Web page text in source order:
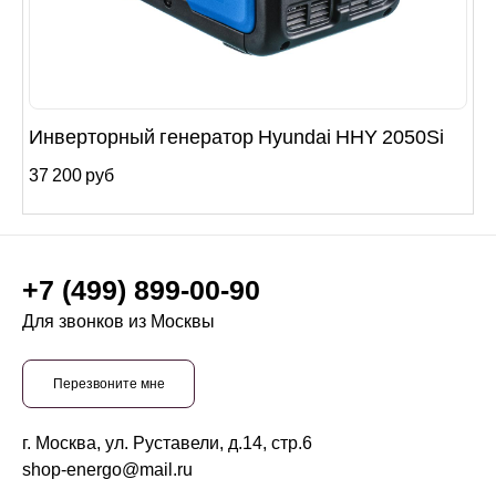
Инверторный генератор Hyundai HHY 2050Si
37 200 руб
+7 (499) 899-00-90
Для звонков из Москвы
Перезвоните мне
г. Москва, ул. Руставели, д.14, стр.6
shop-energo@mail.ru